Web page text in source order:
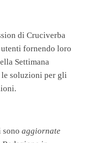
di Cruciverba
fornendo loro
Settimana
soluzioni per gli
aggiornate